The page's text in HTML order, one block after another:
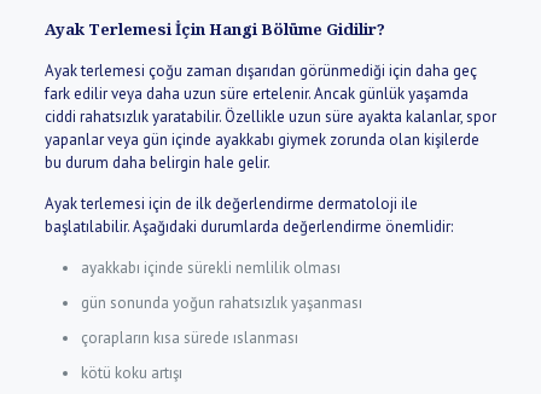
Ayak Terlemesi İçin Hangi Bölüme Gidilir?
Ayak terlemesi çoğu zaman dışarıdan görünmediği için daha geç
fark edilir veya daha uzun süre ertelenir. Ancak günlük yaşamda
ciddi rahatsızlık yaratabilir. Özellikle uzun süre ayakta kalanlar, spor
yapanlar veya gün içinde ayakkabı giymek zorunda olan kişilerde
bu durum daha belirgin hale gelir.
Ayak terlemesi için de ilk değerlendirme dermatoloji ile
başlatılabilir. Aşağıdaki durumlarda değerlendirme önemlidir:
ayakkabı içinde sürekli nemlilik olması
gün sonunda yoğun rahatsızlık yaşanması
çorapların kısa sürede ıslanması
kötü koku artışı